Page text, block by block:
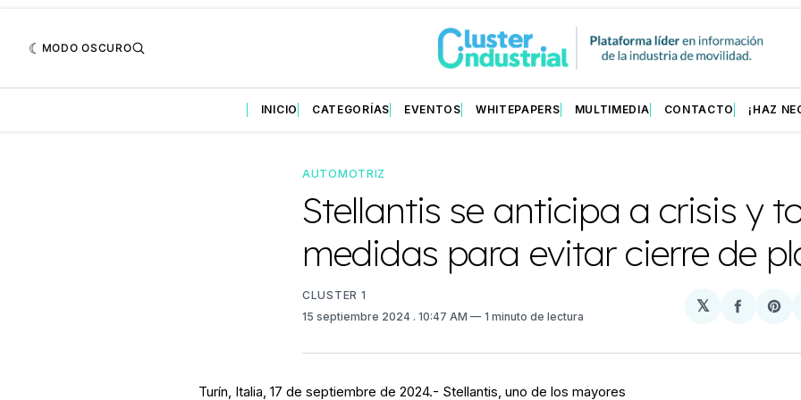
MODO OSCURO
INICIO CATEGORÍAS EVENTOS WHITEPAPERS MULTIMEDIA CONTACTO ¡HAZ
AUTOMOTRIZ
Stellantis se anticipa a crisis y
medidas para evitar cierre de
CLUSTER 1
15 septiembre 2024 . 10:47 AM 1 minuto de lectura
𝕏
Turín, Italia, 17 de septiembre de 2024.- Stellantis, uno de los mayores